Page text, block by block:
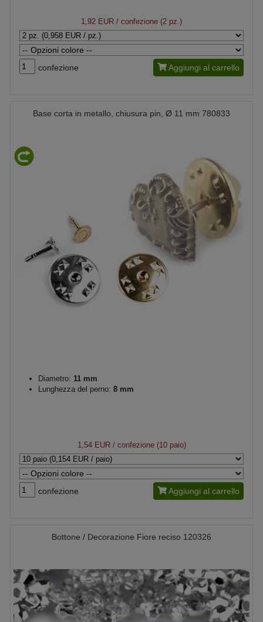
1,92 EUR / confezione (2 pz.)
confezione Aggiungi al carrello
Base corta in metallo, chiusura pin, Ø 11 mm 780833
Diametro: 11 mm
Lunghezza del perno: 8 mm
1,54 EUR/ confezione (10 paio)
confezione Aggiungi al carrello
Bottone / Decorazione Fiore reciso 120326